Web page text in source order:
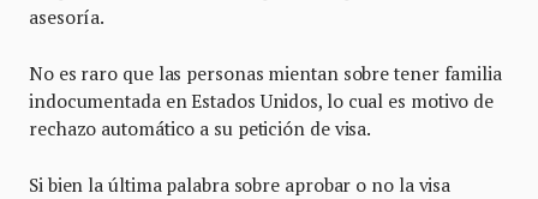
asesoría.
No es raro que las personas mientan sobre tener familia
indocumentada en Estados Unidos, lo cual es motivo de
rechazo automático a su petición de visa.
Si bien la última palabra sobre aprobar o no la visa